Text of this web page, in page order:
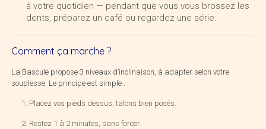
à votre quotidien — pendant que vous vous brossez les
dents, préparez un café ou regardez une série.
Comment ça marche ?
La Bascule propose 3 niveaux d’inclinaison, à adapter selon votre
souplesse. Le principe est simple :
Placez vos pieds dessus, talons bien posés.
Restez 1 à 2 minutes, sans forcer.